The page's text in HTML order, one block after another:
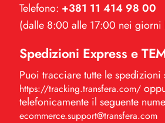
Telefono: +381 11 414 98 00
(dalle 8:00 alle 17:00 nei giorni
Spedizioni Express e
Puoi tracciare tutte le spedizioni
https://tracking.transfera.com/
telefonicamente il seguente
ecommerce.support@transfera.com